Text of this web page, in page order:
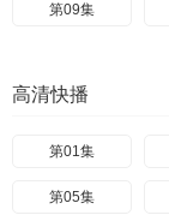
第09集
高清快播
第01集
第05集